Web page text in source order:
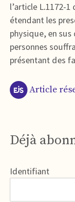
l’article L.1172-
étendant les
physique, en sus
personnes
présentant des
Article
Déjà
Identifiant